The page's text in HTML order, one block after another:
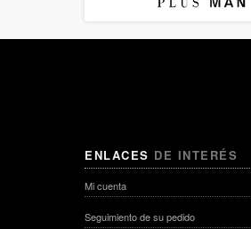
ENLACES DE INTERÉS
Mi cuenta
Seguimiento de su pedido